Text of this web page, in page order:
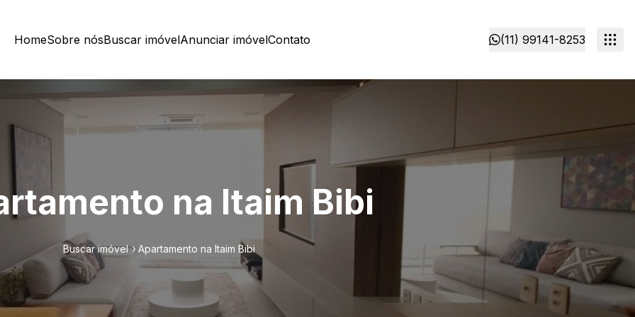
HomeSobre nósBuscar imóvelAnunciar imóvelContato (11) 99141-8253
na Itaim Bibi
Buscar imóvel Apartamento na Itaim Bibi